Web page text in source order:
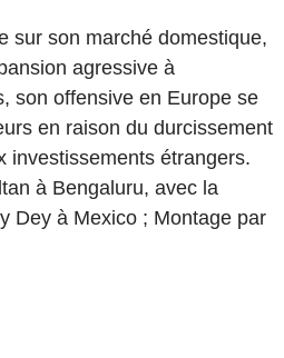
sur son marché domestique,
agressive à
son offensive en Europe se
en raison du durcissement
investissements étrangers.
à Bengaluru, avec la
Dey à Mexico ; Montage par